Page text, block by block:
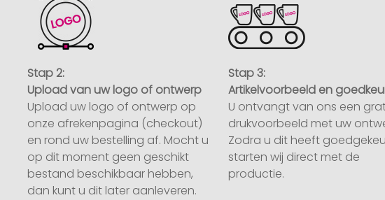
Stap 2:
Upload van uw logo of ontwerp
Upload uw logo of ontwerp op
onze afrekenpagina (checkout)
en rond uw bestelling af. Mocht u
op dit moment geen geschikt
bestand beschikbaar hebben,
dan kunt u dit later aanleveren.
Stap 3:
Artikelvoorbeeld en
U ontvangt van ons een
drukvoorbeeld met uw
Zodra u dit heeft
starten wij direct met de
productie.